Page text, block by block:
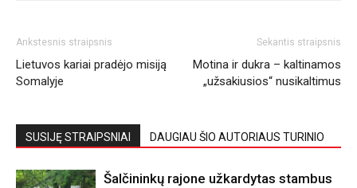
Ankstesnis straipsnis
Lietuvos kariai pradėjo misiją
Somalyje
Sekantis straipsnis
Motina ir dukra – kaltinamos
„užsakiusios“ nusikaltimus
SUSIJĘ STRAIPSNIAI DAUGIAU ŠIO AUTORIAUS TURINIO
Šalčininkų rajone užkardytas stambus